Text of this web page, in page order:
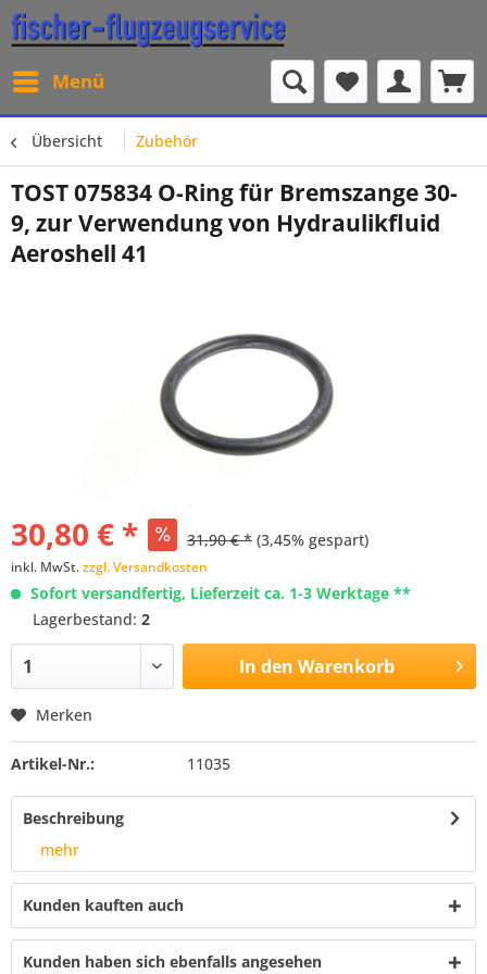
Menü
Übersicht Zubehör
TOST 075834 O-Ring für Bremszange 30-
9, zur Verwendung von Hydraulikfluid
Aeroshell 41
30,80 € * 31,90 € * (3,45% gespart)
inkl. MwSt.zzgl. Versandkosten
Sofort versandfertig, Lieferzeit ca. 1-3 Werktage **
Lagerbestand: 2
In den Warenkorb
Merken
Artikel-Nr.: 11035
Beschreibung
mehr
Kunden kauften auch
Kunden haben sich ebenfalls angesehen